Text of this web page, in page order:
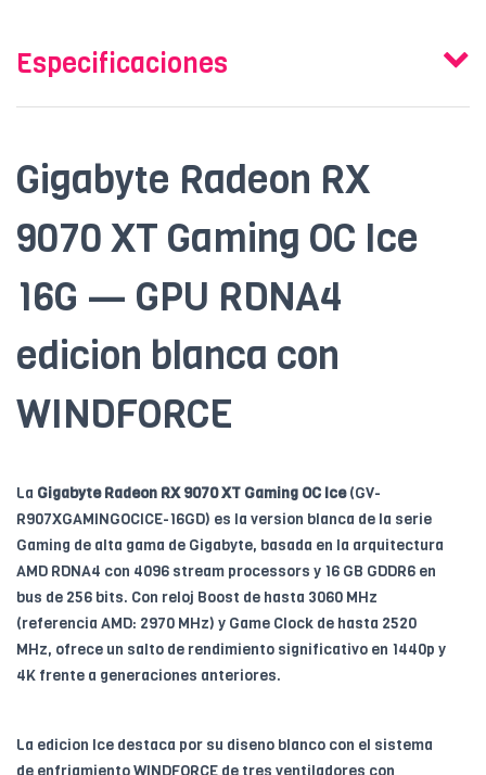
Especificaciones
Gigabyte Radeon RX
9070 XT Gaming OC Ice
16G — GPU RDNA4
edicion blanca con
WINDFORCE
La Gigabyte Radeon RX 9070 XT Gaming OC Ice(GV-
R907XGAMINGOCICE-16GD) es la version blanca de la serie
Gaming de alta gama de Gigabyte, basada en la arquitectura
AMD RDNA4 con 4096 stream processors y 16 GB GDDR6 en
bus de 256 bits. Con reloj Boost de hasta 3060 MHz
(referencia AMD: 2970 MHz) y Game Clock de hasta 2520
MHz, ofrece un salto de rendimiento significativo en 1440p y
4K frente a generaciones anteriores.
La edicion Ice destaca por su diseno blanco con el sistema